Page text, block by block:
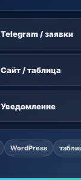
Telegram / заявки
Сайт / таблица
Уведомление
WordPress